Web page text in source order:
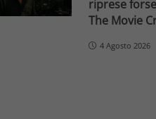
riprese
The Movie
4 Agosto 2026